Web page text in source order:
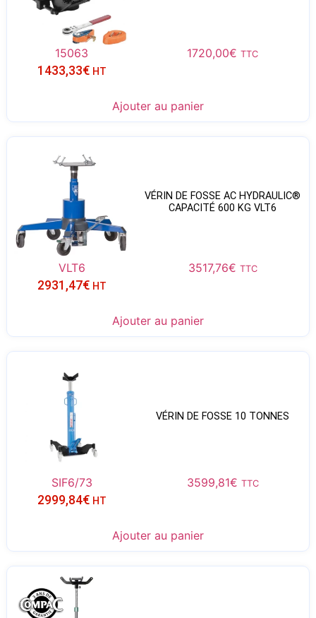
15063 1720,00€ TTC
1433,33€ HT
Ajouter au panier
VÉRIN DE FOSSE AC HYDRAULIC®
CAPACITÉ 600 KG VLT6
VLT6 3517,76€ TTC
2931,47€ HT
Ajouter au panier
VÉRIN DE FOSSE 10 TONNES
SIF6/73 3599,81€ TTC
2999,84€ HT
Ajouter au panier